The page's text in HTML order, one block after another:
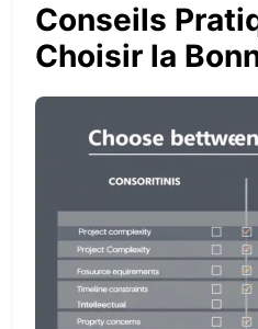
Conseils
Choisir la